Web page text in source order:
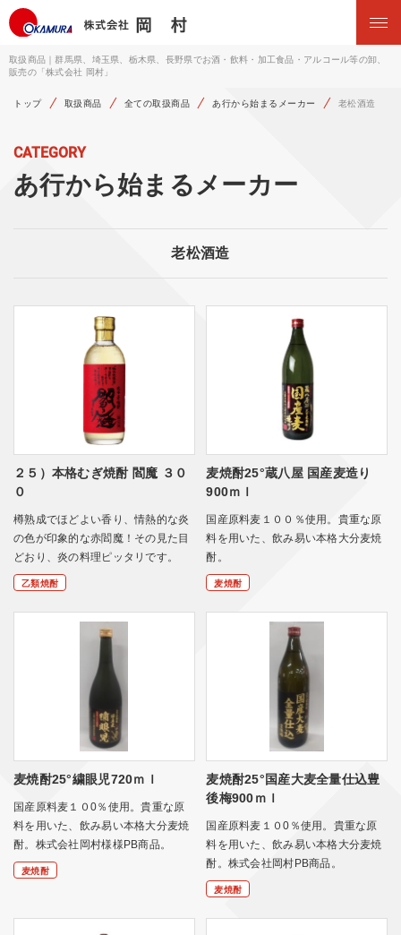
取扱商品｜群馬県、埼玉県、栃木県、長野県でお酒・飲料・加工食品・アルコール等の卸、
販売の「株式会社 岡村」
トップ 取扱商品 全ての取扱商品 あ行から始まるメーカー 老松酒造
CATEGORY
あ行から始まるメーカー
老松酒造
２５）本格むぎ焼酎 閻魔 ３０
０
樽熟成でほどよい香り、情熱的な炎
の色が印象的な赤閻魔！その見た目
どおり、炎の料理ピッタリです。
乙類焼酎
麦焼酎25°蔵八屋 国産麦造り
900ｍｌ
国産原料麦１００％使用。貴重な原
料を用いた、飲み易い本格大分麦焼
酎。
麦焼酎
麦焼酎25°繍眼児720ｍｌ
国産原料麦１０0％使用。貴重な原
料を用いた、飲み易い本格大分麦焼
酎。株式会社岡村様様PB商品。
麦焼酎
麦焼酎25°国産大麦全量仕込豊
後梅900ｍｌ
国産原料麦１０0％使用。貴重な原
料を用いた、飲み易い本格大分麦焼
酎。株式会社岡村PB商品。
麦焼酎